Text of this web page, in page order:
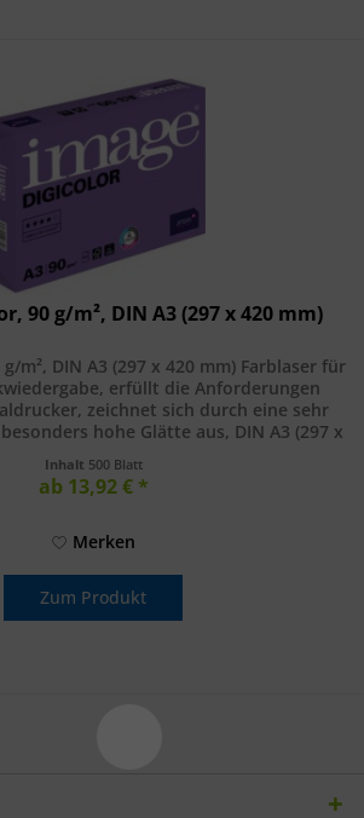
90 g/m², DIN A3 (297 x 420 mm)
m², DIN A3 (297 x 420 mm) Farblaser für
erfüllt die Anforderungen
zeichnet sich durch eine sehr
hohe Glätte aus, DIN A3 (297 x
Inhalt 500 Blatt
ab 13,92 € *
Merken
Zum Produkt